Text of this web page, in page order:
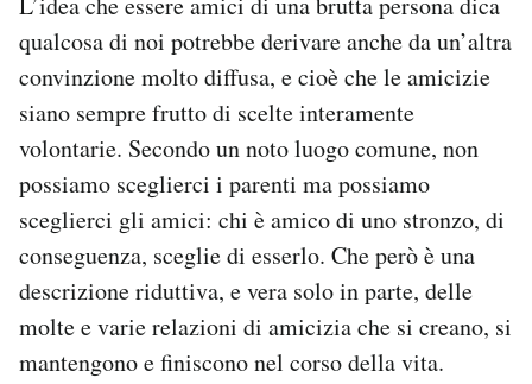
qualcosa di noi potrebbe derivare anche da un’altra
convinzione molto diffusa, e cioè che le amicizie
siano sempre frutto di scelte interamente
volontarie. Secondo un noto luogo comune, non
possiamo sceglierci i parenti ma possiamo
sceglierci gli amici: chi è amico di uno stronzo, di
conseguenza, sceglie di esserlo. Che però è una
descrizione riduttiva, e vera solo in parte, delle
molte e varie relazioni di amicizia che si creano, si
mantengono e finiscono nel corso della vita.